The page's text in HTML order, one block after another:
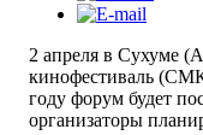
2 апреля в Сухуме
кинофестиваль
году форум будет
организаторы